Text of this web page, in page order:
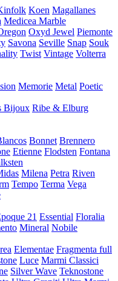
Koen Magallanes
Medicea Marble
Oxyd Jewel Piemonte
Savona Seville Snap Souk
Twist Vintage Volterra
Memorie Metal Poetic
Bijoux Ribe & Elburg
Bonnet Brennero
Etienne Flodsten Fontana
Milena Petra Riven
Tempo Terma Vega
21 Essential Floralia
Mineral Nobile
Elementae Fragmenta full
Luce Marmi Classici
Silver Wave Teknostone